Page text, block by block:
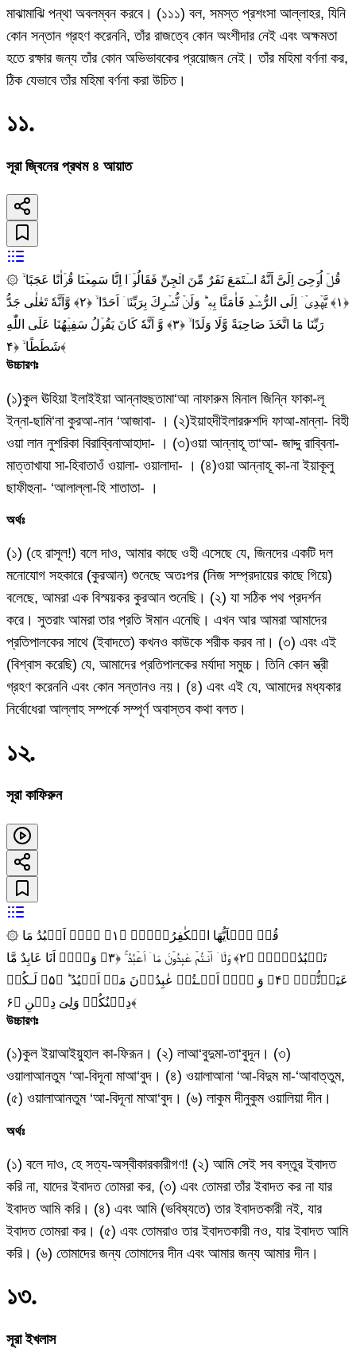
মাঝামাঝি পন্থা অবলম্বন করবে। (১১১) বল, সমস্ত প্রশংসা আল্লাহর, যিনি
কোন সন্তান গ্রহণ করেননি, তাঁর রাজত্বে কোন অংশীদার নেই এবং অক্ষমতা
হতে রক্ষার জন্য তাঁর কোন অভিভাবকের প্রয়োজন নেই। তাঁর মহিমা বর্ণনা কর,
ঠিক যেভাবে তাঁর মহিমা বর্ণনা করা উচিত।
১১.
সূরা জ্বিনের প্রথম ৪ আয়াত
۞ قُلۡ اُوۡحِىَ اِلَىَّ اَنَّهُ اسۡتَمَعَ نَفَرٌ مِّنَ الۡجِنِّ فَقَالُوۡۤا اِنَّا سَمِعۡنَا قُرۡاٰنًا عَجَبًا ۙ‏
﴿۱﴾ يَّهۡدِىۡۤ اِلَى الرُّشۡدِ فَاٰمَنَّا بِهٖ‌ ؕ وَلَنۡ نُّشۡرِكَ بِرَبِّنَاۤ اَحَدًا ۙ‏ ﴿۲﴾ وَّاَنَّهٗ تَعٰلٰى جَدُّ
رَبِّنَا مَا اتَّخَذَ صَاحِبَةً وَّلَا وَلَدًا ۙ‏ ﴿۳﴾ وَّ اَنَّهٗ كَانَ يَقُوۡلُ سَفِيۡهُنَا عَلَى اللّٰهِ
شَطَطًا ۙ‏ ﴿۴﴾
উচ্চারণঃ
(১)কুল ঊহিয়া ইলাইইয়া আন্নাহুছতামা‘আ নাফারুম মিনাল জিন্নি ফাকা-লূ
ইন্না-ছামি‘না কুরআ-নান ‘আজাবা- । (২)ইয়াহদীইলাররুশদি ফাআ-মান্না- বিহী
ওয়া লান নুশরিকা বিরাব্বিনাআহাদা- । (৩)ওয়া আন্নাহূ তা‘আ- জাদ্দু রাব্বিনা-
মাত্তাখাযা সা-হিবাতাওঁ ওয়ালা- ওয়ালাদা- । (৪)ওয়া আন্নাহূ কা-না ইয়াকূলু
ছাফীহুনা- ‘আলাল্লা-হি শাতাতা- ।
অর্থঃ
(১) (হে রাসূল!) বলে দাও, আমার কাছে ওহী এসেছে যে, জিনদের একটি দল
মনোযোগ সহকারে (কুরআন) শুনেছে অতঃপর (নিজ সম্প্রদায়ের কাছে গিয়ে)
বলেছে, আমরা এক বিস্ময়কর কুরআন শুনেছি। (২) যা সঠিক পথ প্রদর্শন
করে। সুতরাং আমরা তার প্রতি ঈমান এনেছি। এখন আর আমরা আমাদের
প্রতিপালকের সাথে (ইবাদতে) কখনও কাউকে শরীক করব না। (৩) এবং এই
(বিশ্বাস করেছি) যে, আমাদের প্রতিপালকের মর্যাদা সমুচ্চ। তিনি কোন স্ত্রী
গ্রহণ করেননি এবং কোন সন্তানও নয়। (৪) এবং এই যে, আমাদের মধ্যকার
নির্বোধেরা আল্লাহ সম্পর্কে সম্পূর্ণ অবাস্তব কথা বলত।
১২.
সূরা কাফিরুন
۞ قُلۡ يٰۤاَيُّهَا الۡكٰفِرُوۡنَۙ‏ ﴿۱﴾ لَاۤ اَعۡبُدُ مَا
تَعۡبُدُوۡنَۙ‏ ﴿۲﴾ وَلَاۤ اَنۡـتُمۡ عٰبِدُوۡنَ مَاۤ اَعۡبُدُ‌ ۚ‏ ﴿۳﴾ وَلَاۤ اَنَا عَابِدٌ مَّا
عَبَدۡتُّمۡۙ‏ ﴿۴﴾ وَ لَاۤ اَنۡـتُمۡ عٰبِدُوۡنَ مَاۤ اَعۡبُدُ ؕ‏ ﴿۵﴾ لَـكُمۡ
دِيۡنُكُمۡ وَلِىَ دِيۡنِ‏ ﴿۶﴾
উচ্চারণঃ
(১)কুল ইয়াআইয়ুহাল কা-ফিরূন। (২) লাআ‘বুদুমা-তা‘বুদূন। (৩)
ওয়ালাআনতুম ‘আ-বিদূনা মাআ‘বুদ। (৪) ওয়ালাআনা ‘আ-বিদুম মা-‘আবাত্তুম,
(৫) ওয়ালাআনতুম ‘আ-বিদূনা মাআ‘বুদ। (৬) লাকুম দীনুকুম ওয়ালিয়া দীন।
অর্থঃ
(১) বলে দাও, হে সত্য-অস্বীকারকারীগণ! (২) আমি সেই সব বস্তুর ইবাদত
করি না, যাদের ইবাদত তোমরা কর, (৩) এবং তোমরা তাঁর ইবাদত কর না যার
ইবাদত আমি করি। (৪) এবং আমি (ভবিষ্যতে) তার ইবাদতকারী নই, যার
ইবাদত তোমরা কর। (৫) এবং তোমরাও তার ইবাদতকারী নও, যার ইবাদত আমি
করি। (৬) তোমাদের জন্য তোমাদের দীন এবং আমার জন্য আমার দীন।
১৩.
সূরা ইখলাস